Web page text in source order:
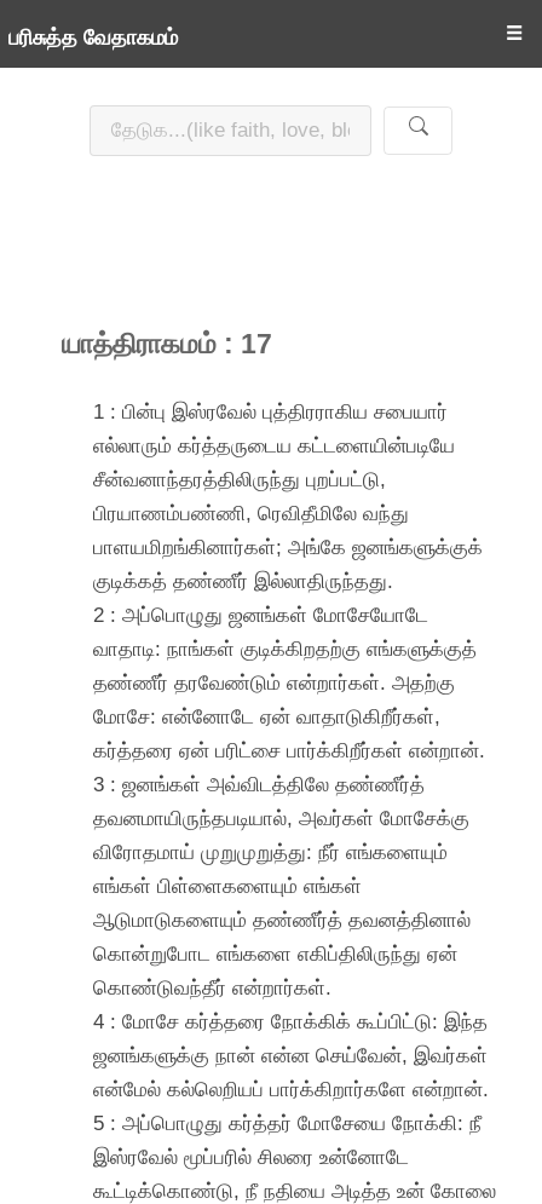
பரிசுத்த வேதாகமம் ☰
யாத்திராகமம் : 17
1 : பின்பு இஸ்ரவேல் புத்திரராகிய சபையார்
எல்லாரும் கர்த்தருடைய கட்டளையின்படியே
சீன்வனாந்தரத்திலிருந்து புறப்பட்டு,
பிரயாணம்பண்ணி, ரெவிதீமிலே வந்து
பாளயமிறங்கினார்கள்; அங்கே ஜனங்களுக்குக்
குடிக்கத் தண்ணீர் இல்லாதிருந்தது.
2 : அப்பொழுது ஜனங்கள் மோசேயோடே
வாதாடி: நாங்கள் குடிக்கிறதற்கு எங்களுக்குத்
தண்ணீர் தரவேண்டும் என்றார்கள். அதற்கு
மோசே: என்னோடே ஏன் வாதாடுகிறீர்கள்,
கர்த்தரை ஏன் பரிட்சை பார்க்கிறீர்கள் என்றான்.
3 : ஜனங்கள் அவ்விடத்திலே தண்ணீர்த்
தவனமாயிருந்தபடியால், அவர்கள் மோசேக்கு
விரோதமாய் முறுமுறுத்து: நீர் எங்களையும்
எங்கள் பிள்ளைகளையும் எங்கள்
ஆடுமாடுகளையும் தண்ணீர்த் தவனத்தினால்
கொன்றுபோட எங்களை எகிப்திலிருந்து ஏன்
கொண்டுவந்தீர் என்றார்கள்.
4 : மோசே கர்த்தரை நோக்கிக் கூப்பிட்டு: இந்த
ஜனங்களுக்கு நான் என்ன செய்வேன், இவர்கள்
என்மேல் கல்லெறியப் பார்க்கிறார்களே என்றான்.
5 : அப்பொழுது கர்த்தர் மோசேயை நோக்கி: நீ
இஸ்ரவேல் மூப்பரில் சிலரை உன்னோடே
கூட்டிக்கொண்டு, நீ நதியை அடித்த உன் கோலை